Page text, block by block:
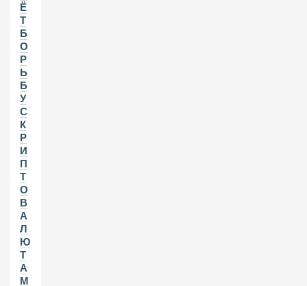
Ё
Т
Б
О
Р
Ь
Б
У
С
К
Р
И
П
Т
О
В
А
Л
Ю
Т
А
М